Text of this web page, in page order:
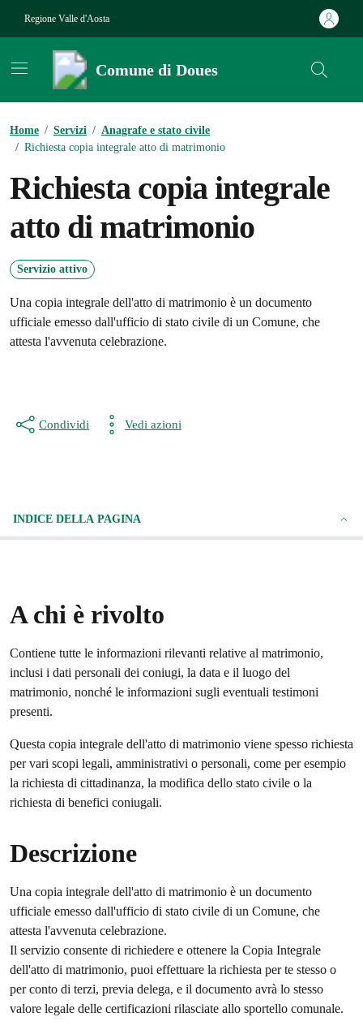
Regione Valle d'Aosta
Comune di Doues
Home / Servizi / Anagrafe e stato civile
/ Richiesta copia integrale atto di matrimonio
Richiesta copia integrale
atto di matrimonio
Servizio attivo
Una copia integrale dell'atto di matrimonio è un documento
ufficiale emesso dall'ufficio di stato civile di un Comune, che
attesta l'avvenuta celebrazione.
Condividi Vedi azioni
INDICE DELLA PAGINA
A chi è rivolto
Contiene tutte le informazioni rilevanti relative al matrimonio,
inclusi i dati personali dei coniugi, la data e il luogo del
matrimonio, nonché le informazioni sugli eventuali testimoni
presenti.
Questa copia integrale dell'atto di matrimonio viene spesso richiesta
per vari scopi legali, amministrativi o personali, come per esempio
la richiesta di cittadinanza, la modifica dello stato civile o la
richiesta di benefici coniugali.
Descrizione
Una copia integrale dell'atto di matrimonio è un documento
ufficiale emesso dall'ufficio di stato civile di un Comune, che
attesta l'avvenuta celebrazione.
Il servizio consente di richiedere e ottenere la Copia Integrale
dell'atto di matrimonio, puoi effettuare la richiesta per te stesso o
per conto di terzi, previa delega, e il documento avrà lo stesso
valore legale delle certificazioni rilasciate allo sportello comunale.